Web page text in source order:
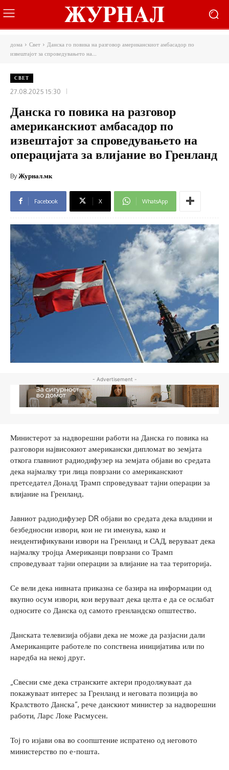
дома Свет
Данска го повика на разговор американскиот амбасадор по
извештајот за спроведувањето на...
СВЕТ
27.08.2025 15:30
Данска го повика на разговор
американскиот амбасадор по
извештајот за спроведувањето на
операцијата за влијание во Гренланд
ByЖурнал.мк
Facebook X WhatsApp
- Advertisement -
Министерот за надворешни работи на Данска го повика на
разговори највисокиот американски дипломат во земјата
откога главниот радиодифузер на земјата објави во средата
дека најмалку три лица поврзани со американскиот
претседател Доналд Трамп спроведуваат тајни операции за
влијание на Гренланд.
Јавниот радиодифузер DR објави во средата дека владини и
безбедносни извори, кои не ги именува, како и
неидентификувани извори на Гренланд и САД, веруваат дека
најмалку тројца Американци поврзани со Трамп
спроведуваат тајни операции за влијание на таа територија.
Се вели дека нивната приказна се базира на информации од
вкупно осум извори, кои веруваат дека целта е да се ослабат
односите со Данска од самото гренландско општество.
Данската телевизија објави дека не може да разјасни дали
Американците работеле по сопствена иницијатива или по
наредба на некој друг.
„Свесни сме дека странските актери продолжуваат да
покажуваат интерес за Гренланд и неговата позиција во
Кралството Данска“, рече данскиот министер за надворешни
работи, Ларс Локе Расмусен.
Тој го изјави ова во соопштение испратено од неговото
министерство по е-пошта.